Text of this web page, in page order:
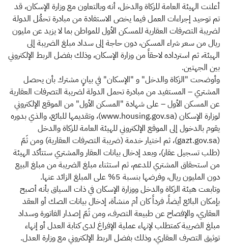
أعلنت الهيئة العامة للزكاة والدخل، أنه وبالتعاون مع وزارة الإسكان، قد
تم توحيد إجراءات العمل فيما يخص الاستفادة من مبادرة تحمُّل الدولة
لضريبة التصرفات العقارية للمسكن الأول للمواطن بما لا يزيد عن مليون
ريال من سعر شراء المسكن، دون حاجة إلى سداد مبلغ الضريبة إلى
الهيئة، ثم استرداده لاحقاً من وزارة الإسكان، وذلك بفضل الربط الإلكتروني
بين الجهتين.
وأوضحت "الزكاة والدخل" و "الإسكان" في بيانٍ مشترك بأن يحصل
المشتري – المستفيد من مبادرة تحمل الدولة لضريبة التصرفات العقارية
عن المسكن الأول – على شهادة "المسكن الأول" من الموقع الإلكتروني
لوزارة الإسكان (www.housing.gov.sa)، وتقديمها للبائع، والذي بدوره
يقوم بالدخول إلى الموقع الإلكتروني للهيئة العامة للزكاة والدخل
(gazt.gov.sa)، ثم اختيار خدمة (ضريبة التصرفات العقارية) ومن ثَمّ
(طلب تسجيل عقار)، وبعد إدخال بيانات العقار والمشتري ستتأكد الهيئة
من استحقاق المشتري للدعم، ثم استثناء مبلغ الضريبة من مبلغ البيع
دون المليون ريال، وفرضها بنسبة 5% على المبلغ الزائد عنها.
وتابعت هيئة الزكاة والدخل ووزارة​ الإسكان في ذات السياق بأنه أصبح
بإمكان البائع أيضاً، فرداً كان أم منشأة، إدخال بيانات الصك أو العقد
العقاري، والإفصاح عن طبيعة التصرف، ومن ثَمّ إصدار الفاتورة وسداد
مبلغ الضريبة كمتطلب لإنهاء عملية الإفراغ لدى كتابة العدل أو إنهاء
توثيق التصرف العقاري، وذلك بفضل الربط الإلكتروني مع وزارة العدل.